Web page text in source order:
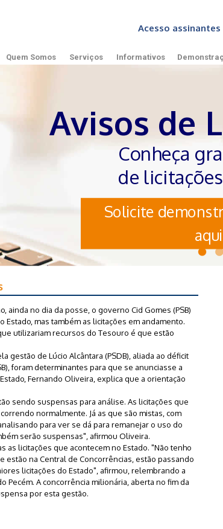
Acesso
Quem Somos Serviços Informativos
Avisos de
Conheça
de
Solicite
aqui
ainda no dia da posse, o governo Cid Gomes (PSB)
mas também as licitações em andamento.
utilizariam recursos do Tesouro é que estão
gestão de Lúcio Alcântara (PSDB), aliada ao déficit
foram determinantes para que se anunciasse a
Fernando Oliveira, explica que a orientação
sendo suspensas para análise. As licitações que
normalmente. Já as que são mistas, com
para ver se dá para remanejar o uso do
serão suspensas", afirmou Oliveira.
licitações que acontecem no Estado. "Não tenho
estão na Central de Concorrências, estão passando
licitações do Estado", afirmou, relembrando a
Pecém. A concorrência milionária, aberta no fim da
por esta gestão.